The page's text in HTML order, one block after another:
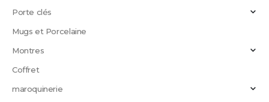
Porte clés
Mugs et Porcelaine
Montres
Coffret
maroquinerie